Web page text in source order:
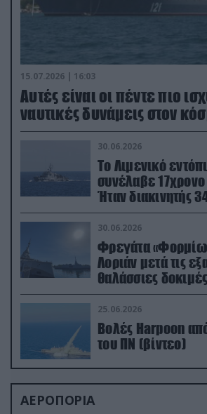
15.07.2026 | 16:03
Aυτές είναι οι πέντε πιο
ναυτικές δυνάμεις στον
30.06.2026
Το Λιμενικό
συνέλαβε
Ήταν διακινητής
μεταναστών
30.06.2026
Φρεγάτα
Λοριάν μετά τις
θαλάσσιες δοκιμές στον
απαιτητικό
25.06.2026
Βολές Harpoon
του ΠΝ (βίντεο)
ΑΕΡΟΠΟΡΙΑ